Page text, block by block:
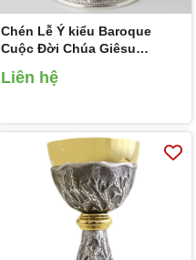
Chén Lễ Ý kiểu Baroque
Cuộc Đời Chúa Giêsu
Liên hệ